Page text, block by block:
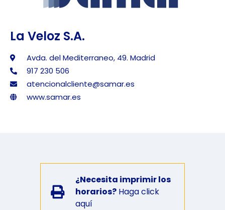
La Veloz S.A.
Avda. del Mediterraneo, 49. Madrid
917 230 506
atencionalcliente@samar.es
www.samar.es
¿Necesita imprimir los
horarios?Haga click
aquí